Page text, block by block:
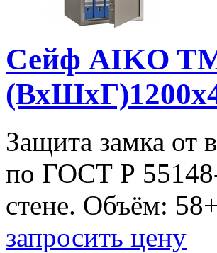
Сейф AIKO
Защита замка от
по ГОСТ Р
стене. Объём:
запросить цену